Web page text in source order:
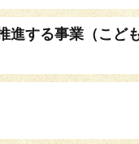
進する事業（こど